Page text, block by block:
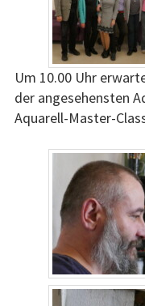
Um 10.00 Uhr
der angesehensten
Aquarell-Master-